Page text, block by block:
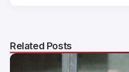
Related Posts